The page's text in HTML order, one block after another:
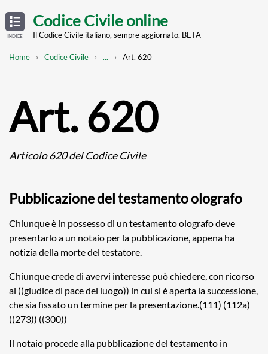
TABLE
OF
CONTENTS
INDICE
main
Codice Civile online
Il Codice Civile italiano, sempre aggiornato. BETA
Breadcrumb
Home Codice Civile
Mostra
... Art. 620
Art. 620
Articolo 620 del Codice Civile
Pubblicazione del testamento olografo
Chiunque è in possesso di un testamento olografo deve
presentarlo a un notaio per la pubblicazione, appena ha
notizia della morte del testatore.
Chiunque crede di avervi interesse può chiedere, con ricorso
al ((giudice di pace del luogo)) in cui si è aperta la successione,
che sia fissato un termine per la presentazione.(111) (112a)
((273)) ((300))
Il notaio procede alla pubblicazione del testamento in